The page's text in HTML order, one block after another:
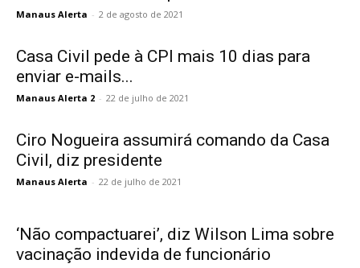
Manaus Alerta - 2 de agosto de 2021
Casa Civil pede à CPI mais 10 dias para
enviar e-mails...
Manaus Alerta 2 - 22 de julho de 2021
Ciro Nogueira assumirá comando da Casa
Civil, diz presidente
Manaus Alerta - 22 de julho de 2021
‘Não compactuarei’, diz Wilson Lima sobre
vacinação indevida de funcionário